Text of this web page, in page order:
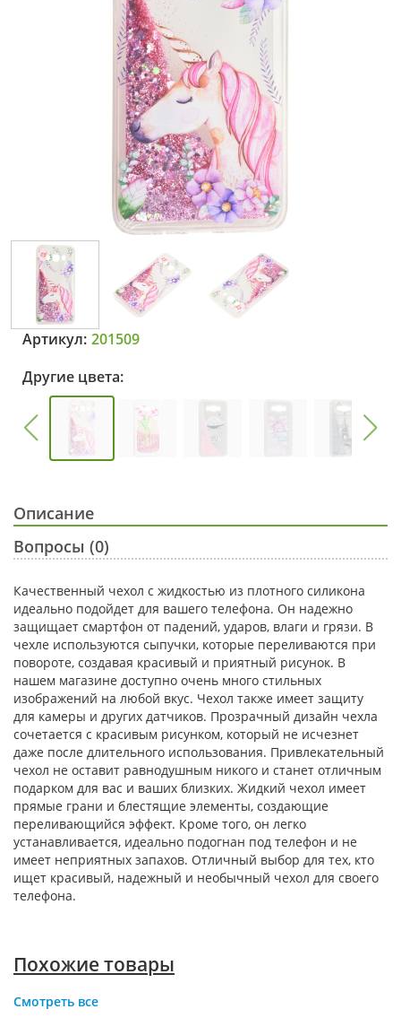
Артикул: 201509
Другие цвета:
Описание
Вопросы (0)
Качественный чехол с жидкостью из плотного силикона
идеально подойдет для вашего телефона. Он надежно
защищает смартфон от падений, ударов, влаги и грязи. В
чехле используются сыпучки, которые переливаются при
повороте, создавая красивый и приятный рисунок. В
нашем магазине доступно очень много стильных
изображений на любой вкус. Чехол также имеет защиту
для камеры и других датчиков. Прозрачный дизайн чехла
сочетается с красивым рисунком, который не исчезнет
даже после длительного использования. Привлекательный
чехол не оставит равнодушным никого и станет отличным
подарком для вас и ваших близких. Жидкий чехол имеет
прямые грани и блестящие элементы, создающие
переливающийся эффект. Кроме того, он легко
устанавливается, идеально подогнан под телефон и не
имеет неприятных запахов. Отличный выбор для тех, кто
ищет красивый, надежный и необычный чехол для своего
телефона.
Похожие товары
Смотреть все